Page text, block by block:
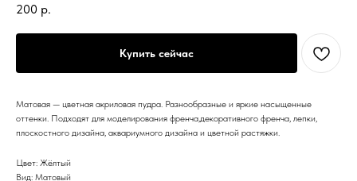
200 р.
Купить сейчас
Матовая — цветная акриловая пудра. Разнообразные и яркие насыщенные
оттенки. Подходят для моделирования френча,декоративного френча, лепки,
плоскостного дизайна, аквариумного дизайна и цветной растяжки.
Цвет: Жёлтый
Вид: Матовый